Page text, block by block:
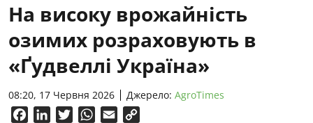
На високу врожайність
озимих розраховують в
«Ґудвеллі Україна»
08:20, 17 Червня 2026 Джерело: AgroTimes
FacebookLinkedInTwitterWhatsApp
Email